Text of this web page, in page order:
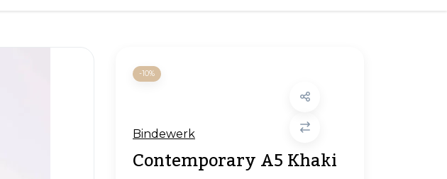
-10%
Bindewerk
Contemporary A5 Khaki